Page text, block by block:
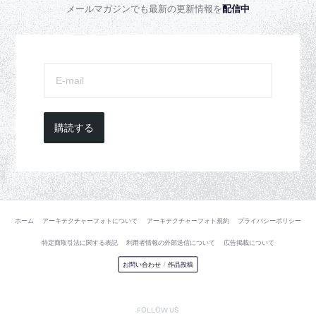
メールマガジンでも最新の更新情報を配信中
購読する
ホーム アーキテクチャーフォトについて アーキテクチャーフォト規約 プライバシーポリシー
特定商取引法に関する表記 利用者情報の外部送信について 広告掲載について
お問い合わせ / 作品投稿